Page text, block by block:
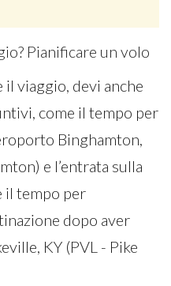
Pianificare un volo
viaggio, devi anche
come il tempo per
Binghamton,
e l’entrata sulla
il tempo per
dopo aver
KY (PVL - Pike